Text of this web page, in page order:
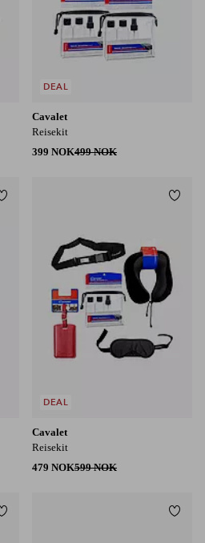
Cavalet
Reisekit
399 NOK499 NOK
DEAL
Legg til favoritter
Cavalet
Reisekit
479 NOK599 NOK
DEAL
Legg til favoritter